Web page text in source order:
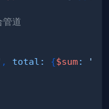
道
, total : {$sum: